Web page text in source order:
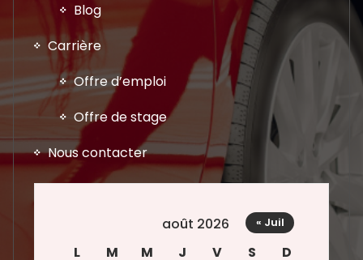
Blog
Carrière
Offre d’emploi
Offre de stage
Nous contacter
août 2026
L
M M J V S D
« Juil